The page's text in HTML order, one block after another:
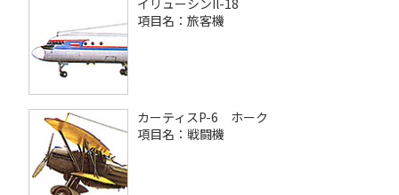
イリューシンIl-18
項目名：旅客機
カーティスP-6 ホーク
項目名：戦闘機